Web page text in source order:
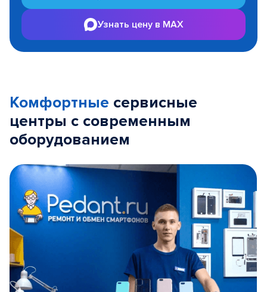
Узнать цену в MAX
Комфортные сервисные
центры с современным
оборудованием